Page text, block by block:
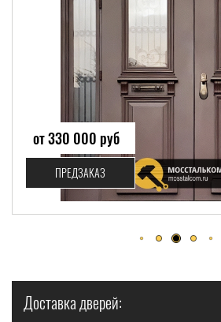
Доставка дверей: